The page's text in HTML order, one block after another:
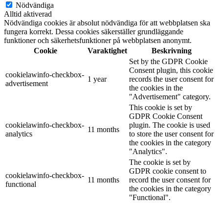
Nödvändiga
Alltid aktiverad
Nödvändiga cookies är absolut nödvändiga för att webbplatsen ska
fungera korrekt. Dessa cookies säkerställer grundläggande
funktioner och säkerhetsfunktioner på webbplatsen anonymt.
Cookie
Varaktighet Beskrivning
cookielawinfo-checkbox-
advertisement
1 year
Set by the GDPR Cookie
Consent plugin, this cookie
records the user consent for
the cookies in the
"Advertisement" category.
cookielawinfo-checkbox-
analytics
11 months
This cookie is set by
GDPR Cookie Consent
plugin. The cookie is used
to store the user consent for
the cookies in the category
"Analytics".
cookielawinfo-checkbox-
functional
11 months
The cookie is set by
GDPR cookie consent to
record the user consent for
the cookies in the category
"Functional".